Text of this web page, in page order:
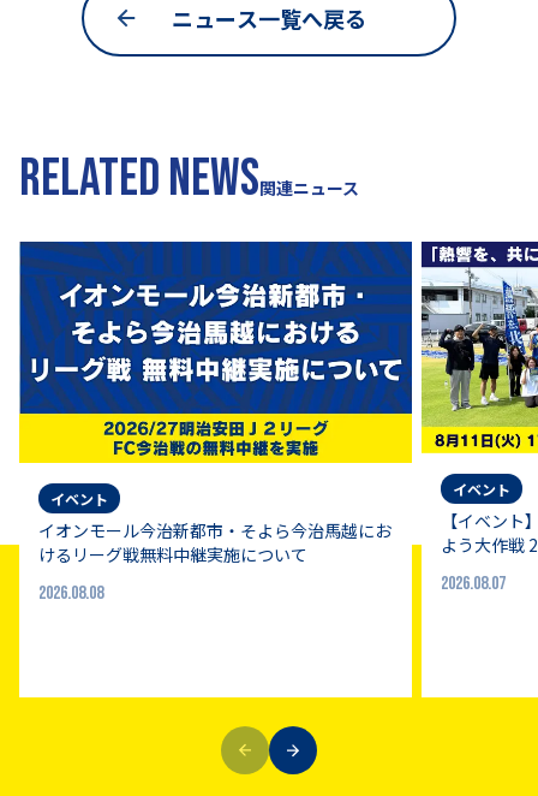
ニュース一覧へ戻る
RELATED NEWS関連ニュース
イベント
イオンモール今治新都市・そよら今治馬越にお
けるリーグ戦無料中継実施について
2026.08.08
イベント
【イベン
よう大作戦
2026.08.07